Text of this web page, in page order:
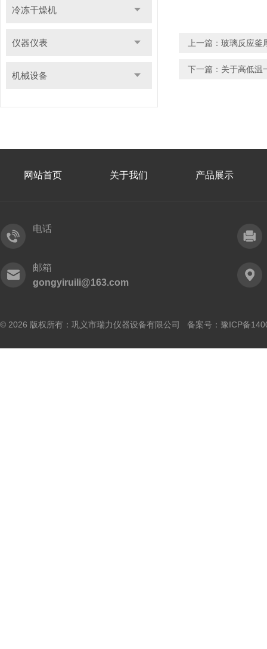
冷冻干燥机
仪器仪表
机械设备
上一篇： 玻璃反应釜
下一篇： 关于高低温
网站首页 关于我们 产品展示
电话
邮箱
gongyiruili@163.com
© 2026 版权所有：巩义市瑞力仪器设备有限公司 备案号： 豫ICP备